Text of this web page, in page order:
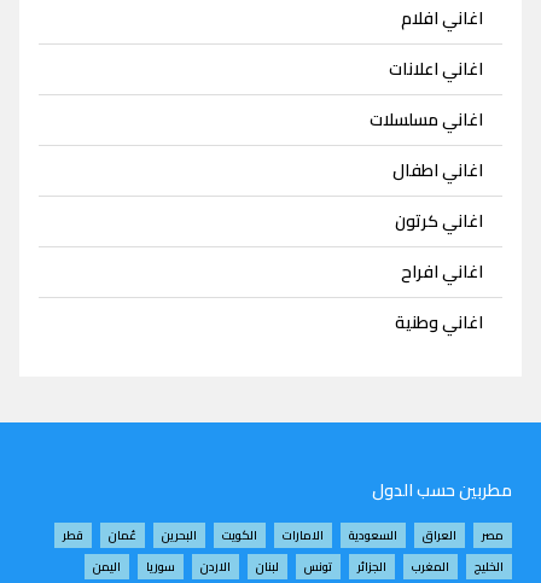
اغاني افلام
اغاني اعلانات
اغاني مسلسلات
اغاني اطفال
اغاني كرتون
اغاني افراح
اغاني وطنية
مطربين حسب الدول
مصر العراق السعودية الامارات الكويت البحرين عُمان
قطر
الخليج
المغرب الجزائر تونس لبنان الاردن سوريا اليمن